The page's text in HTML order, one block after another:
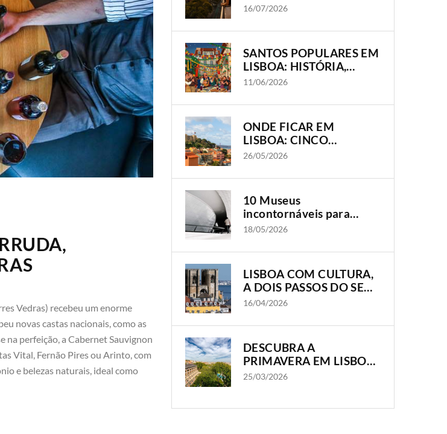
Vedras) recebeu um enorme
novas castas nacionais, como as
na perfeição, a Cabernet Sauvignon
Vital, Fernão Pires ou Arinto, com
e belezas naturais, ideal como
16/07/2026
SANTOS POPULARES EM
LISBOA: HISTÓRIA,
TRADIÇÃO E OS
CIDADE GANHA VIDA
11/06/2026
ONDE FICAR EM
LISBOA: CINCO
BAIRROS, CINCO
CIDADE
26/05/2026
10 Museus
incontornáveis para
visitar em Lisboa
18/05/2026
LISBOA COM CULTURA,
A DOIS PASSOS DO SEU
HOTEL OLISSIPPO
16/04/2026
DESCUBRA A
PRIMAVERA EM LISBOA
COM OS HOTÉIS
25/03/2026